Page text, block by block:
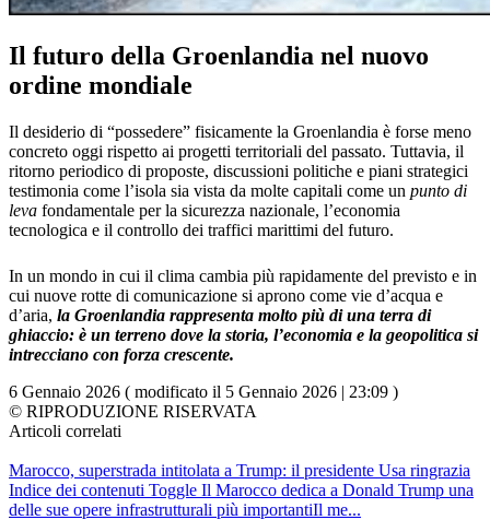
Il futuro della Groenlandia nel nuovo
ordine mondiale
Il desiderio di “possedere” fisicamente la Groenlandia è forse meno
concreto oggi rispetto ai progetti territoriali del passato. Tuttavia, il
ritorno periodico di proposte, discussioni politiche e piani strategici
testimonia come l’isola sia vista da molte capitali come un punto di
leva fondamentale per la sicurezza nazionale, l’economia
tecnologica e il controllo dei traffici marittimi del futuro.
In un mondo in cui il clima cambia più rapidamente del previsto e in
cui nuove rotte di comunicazione si aprono come vie d’acqua e
d’aria, la Groenlandia rappresenta molto più di una terra di
ghiaccio: è un terreno dove la storia, l’economia e la geopolitica si
intrecciano con forza crescente.
6 Gennaio 2026 ( modificato il 5 Gennaio 2026 | 23:09 )
© RIPRODUZIONE RISERVATA
Articoli correlati
Marocco, superstrada intitolata a Trump: il presidente Usa ringrazia
Indice dei contenuti Toggle Il Marocco dedica a Donald Trump una
delle sue opere infrastrutturali più importantiIl me...